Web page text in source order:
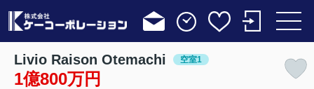
Livio Raison Otemachi 空室1
1億800万円